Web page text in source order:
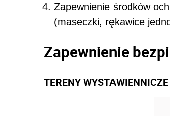
Zapewnienie środków
(maseczki, rękawice
Zapewnienie
TERENY WYSTAWIENNICZE